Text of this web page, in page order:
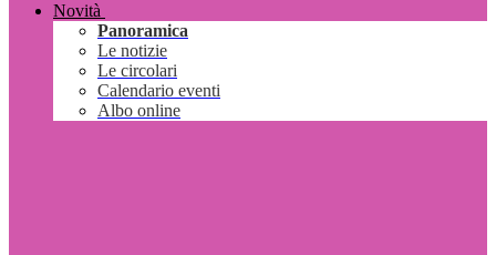
Novità
Panoramica
Le notizie
Le circolari
Calendario eventi
Albo online